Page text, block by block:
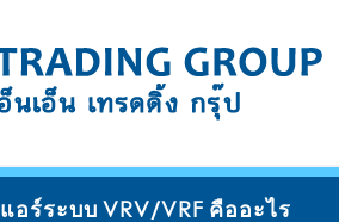
แอร์ระบบ VRV/VRF คืออะไร